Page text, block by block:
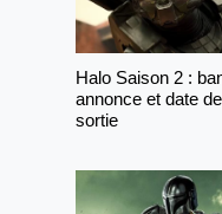
Halo Saison 2 :
annonce et date de
sortie